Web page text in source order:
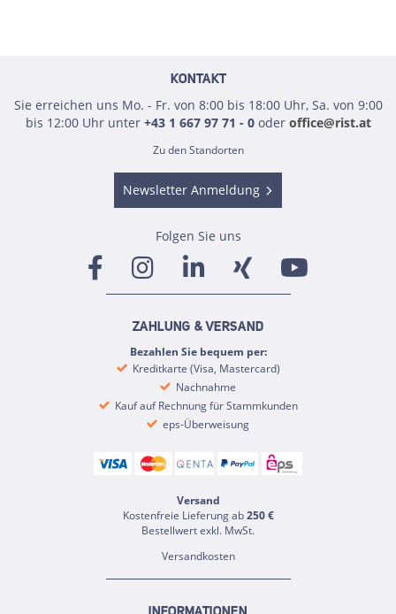
KONTAKT
Sie erreichen uns Mo. - Fr. von 8:00 bis 18:00 Uhr, Sa. von 9:00
bis 12:00 Uhr unter +43 1 667 97 71 - 0oder office@rist.at
Zu den Standorten
Newsletter Anmeldung
Folgen Sie uns
ZAHLUNG & VERSAND
Bezahlen Sie bequem per:
Kreditkarte (Visa, Mastercard)
Nachnahme
Kauf auf Rechnung für Stammkunden
eps-Überweisung
Versand
Kostenfreie Lieferung ab250 €
Bestellwert exkl. MwSt.
Versandkosten